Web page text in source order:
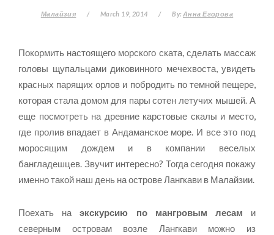
Малайзия / March 19, 2014 / By: Анна Егорова
Покормить настоящего морского ската, сделать массаж
головы щупальцами диковинного мечехвоста, увидеть
красных парящих орлов и побродить по темной пещере,
которая стала домом для пары сотен летучих мышей. А
еще посмотреть на древние карстовые скалы и место,
где пролив впадает в Андаманское море. И все это под
моросящим дождем и в компании веселых
бангладешцев. Звучит интересно? Тогда сегодня покажу
именно такой наш день на острове Лангкави в Малайзии.
Поехать наэкскурсию по мангровым лесам и
северным островам возле Лангкави можно из